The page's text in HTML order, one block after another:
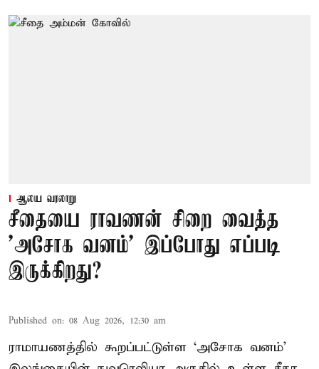
ஆலய வரலாறு
சீதையை ராவணன் சிறை வைத்த
'அசோக வனம்' இப்போது எப்படி
இருக்கிறது?
Published on: 08 Aug 2026, 12:30 am
ராமாயணத்தில் கூறப்பட்டுள்ள ‘அசோக வனம்’